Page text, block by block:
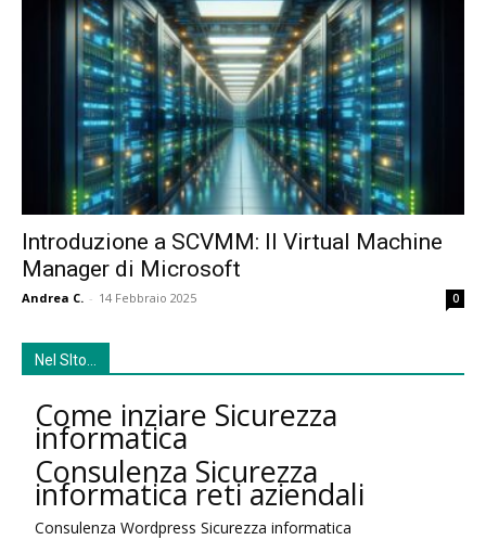
Introduzione a SCVMM: Il Virtual Machine
Manager di Microsoft
Andrea C. - 14 Febbraio 2025 0
Nel SIto…
Come inziare Sicurezza
informatica
Consulenza Sicurezza
informatica reti aziendali
Consulenza Wordpress Sicurezza informatica